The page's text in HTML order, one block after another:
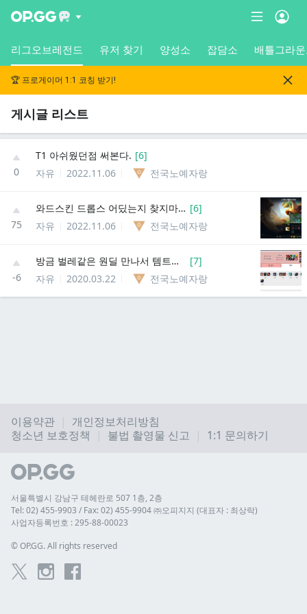
리그오브레전드 유저 찾기 양성소 잡담소 배틀그라
🏆 프로게이머 1:1 코칭 받기!
게시글 리스트
0
T1 아쉬웠던점 써본다. [6]
자유
2022.11.06 전국노예자랑
75
와드스킨 드롭스 어딨는지 찾지마라 [6]
자유
2022.11.06 전국노예자랑
-6
방금 벌레같은 원딜 만나서 템트리도 벌레같이 가던데 템트리좀 봐줘 [7]
자유
2020.03.22 전국노예자랑
이용약관
개인정보처리방침
청소년 보호정책
불법 촬영물 신고 1:1 문의하기
서울특별시 강남구 테헤란로 507 1층, 2층
Tel: 02) 455-9903 / Fax: 02) 455-9904 ㈜오피지지 (대표자 : 최상락)
사업자등록번호 : 295-88-00023
© OP.GG. All rights reserved